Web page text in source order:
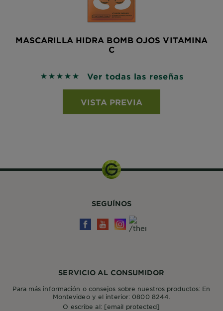
MASCARILLA HIDRA BOMB OJOS VITAMINA
C
5 out of 5 stars based on reviews
Ver todas las reseñas
VISTA PREVIA
SERVICIO AL CONSUMIDOR
Para más información o consejos sobre nuestros productos: En
Montevideo y el interior: 0800 8244.
O escribe al: [email protected]
SEGUÍNOS